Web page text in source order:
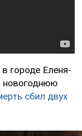
городе Еленя-
новогоднюю
сбил двух